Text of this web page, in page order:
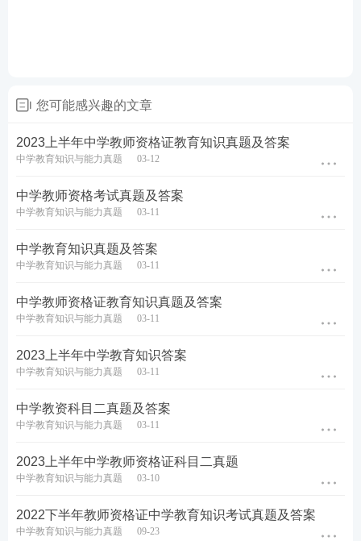
A.遗传的先天制约
B.教育的主导作用
D.环境的潜移默化
查看答案
6.任何时代、任何形态的教育活动，不可缺少的基本
构成要素是()
A.教育者、受教育者、教育中介
C.教师、学生、教学内容
D.教师、学生、教学计划
您可能感兴趣的文章
2023上半年中学教师资格证教育知识真题及答案
中学教育知识与能力真题 03-12
中学教师资格考试真题及答案
中学教育知识与能力真题 03-11
中学教育知识真题及答案
中学教育知识与能力真题 03-11
中学教师资格证教育知识真题及答案
中学教育知识与能力真题 03-11
2023上半年中学教育知识答案
中学教育知识与能力真题 03-11
中学教资科目二真题及答案
中学教育知识与能力真题 03-11
2023上半年中学教师资格证科目二真题
中学教育知识与能力真题 03-10
2022下半年教师资格证中学教育知识考试真题及答案
中学教育知识与能力真题 09-23